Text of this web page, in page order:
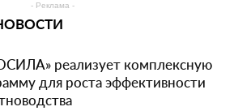
- Реклама -
реализует комплексную
для роста эффективности